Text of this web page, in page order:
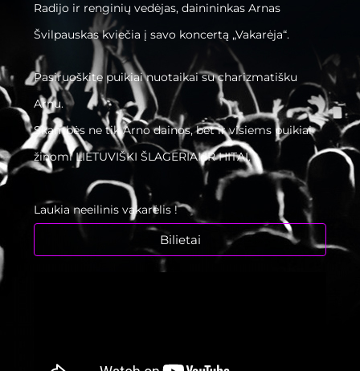
Radijo ir renginių vedėjas, dainininkas Arnas
Švilpauskas kviečia į savo koncertą „Vakarėja“.
Pasiruoškite puikiai nuotaikai su charizmatišku
Arnu.
Skambės ne tik Arno dainos, bet ir visiems puikiai
žinomi LIETUVIŠKI ŠLAGERIAI IR HITAI.
Laukia neeilinis vakarėlis !
Bilietai